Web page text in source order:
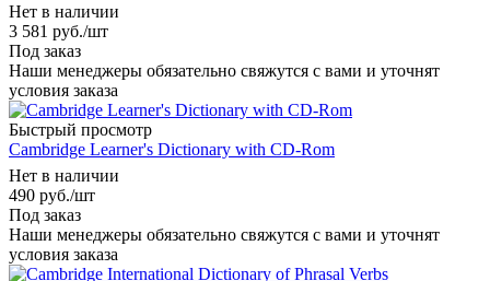
Нет в наличии
3 581 руб./шт
Под заказ
Наши менеджеры обязательно свяжутся с вами и уточнят
условия заказа
Быстрый просмотр
Cambridge Learner's Dictionary with CD-Rom
Нет в наличии
490 руб./шт
Под заказ
Наши менеджеры обязательно свяжутся с вами и уточнят
условия заказа